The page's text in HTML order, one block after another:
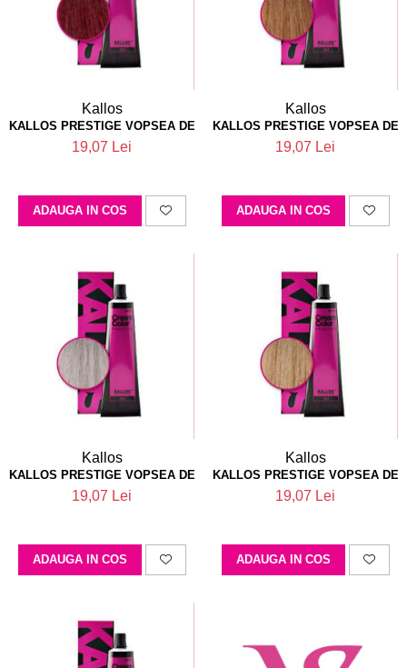
Parafina
Pasta de Zahar
Produse Dupa Epilare
Scrub pentru Corp
Tratamente pentru Par
Vopsea de Par
Kallos
KALLOS PRESTIGE VOPSEA DE PAR 7.64
19,07 Lei
ADAUGA IN COS
Kallos
KALLOS PRESTIGE VOPSEA DE
19,07 Lei
ADAUGA IN COS
Kallos
KALLOS PRESTIGE VOPSEA DE PAR 8.1
19,07 Lei
ADAUGA IN COS
Kallos
KALLOS PRESTIGE VOPSEA DE
19,07 Lei
ADAUGA IN COS